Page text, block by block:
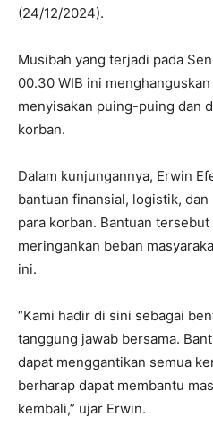
(24/12/2024).
Musibah yang terjadi pada
00.30 WIB ini
menyisakan puing-puing dan
korban.
Dalam kunjungannya, Erwin
bantuan finansial, logistik,
para korban. Bantuan
meringankan beban
ini.
“Kami hadir di sini sebagai
tanggung jawab bersama.
dapat menggantikan semua
berharap dapat membantu
kembali,” ujar Erwin.